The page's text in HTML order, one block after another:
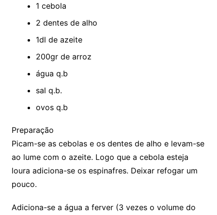
1 cebola
2 dentes de alho
1dl de azeite
200gr de arroz
água q.b
sal q.b.
ovos q.b
Preparação
Picam-se as cebolas e os dentes de alho e levam-se
ao lume com o azeite. Logo que a cebola esteja
loura adiciona-se os espinafres. Deixar refogar um
pouco.
Adiciona-se a água a ferver (3 vezes o volume do